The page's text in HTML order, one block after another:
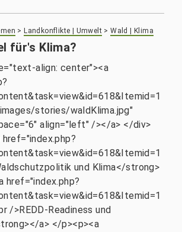
> Landkonflikte | Umwelt >Wald | Klima
für's Klima?
align: center"><a
stories/waldKlima.jpg"
align="left" /></a> </div>
und Klima</strong>
href="index.php?
/>REDD-Readiness und
a> </p><p><a